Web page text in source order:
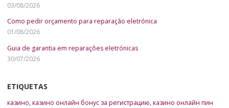
03/08/2026
Como pedir orçamento para reparação eletrónica
01/08/2026
Guia de garantia em reparações eletrónicas
30/07/2026
ETIQUETAS
казино,казино онлайн бонус за регистрацию,казино онлайн пин